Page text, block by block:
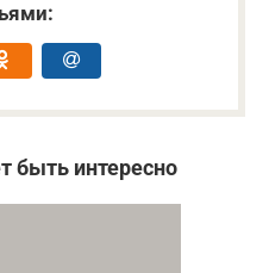
быть интересно